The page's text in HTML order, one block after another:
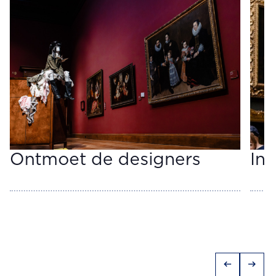
Ontmoet de designers
arrow_left_alt arrow_right_alt